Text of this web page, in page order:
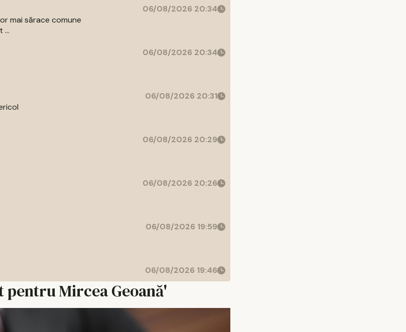
06/08/2026 20:34
mai sărace comune
...
06/08/2026 20:34
06/08/2026 20:31
06/08/2026 20:29
06/08/2026 20:26
06/08/2026 19:59
06/08/2026 19:46
pentru Mircea Geoană'